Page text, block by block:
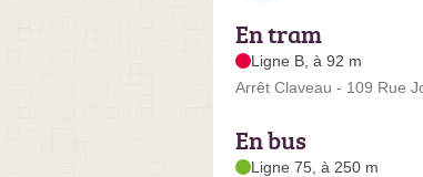
En tram
Ligne B, à 92 m
Arrêt Claveau - 109 Rue
En bus
Ligne 75, à 250 m